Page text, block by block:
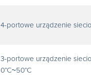
4-portowe urządzenie
3-portowe urządzenie
0°C~50°C